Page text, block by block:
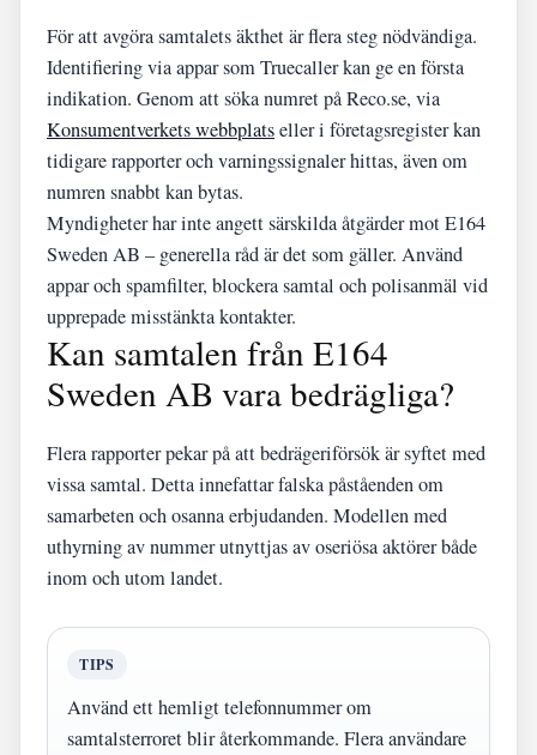
För att avgöra samtalets äkthet är flera steg nödvändiga.
Identifiering via appar som Truecaller kan ge en första
indikation. Genom att söka numret på Reco.se, via
Konsumentverkets webbplatseller i företagsregister kan
tidigare rapporter och varningssignaler hittas, även om
numren snabbt kan bytas.
Myndigheter har inte angett särskilda åtgärder mot E164
Sweden AB – generella råd är det som gäller. Använd
appar och spamfilter, blockera samtal och polisanmäl vid
upprepade misstänkta kontakter.
Kan samtalen från E164
Sweden AB vara bedrägliga?
Flera rapporter pekar på att bedrägeriförsök är syftet med
vissa samtal. Detta innefattar falska påståenden om
samarbeten och osanna erbjudanden. Modellen med
uthyrning av nummer utnyttjas av oseriösa aktörer både
inom och utom landet.
TIPS
Använd ett hemligt telefonnummer om
samtalsterroret blir återkommande. Flera användare